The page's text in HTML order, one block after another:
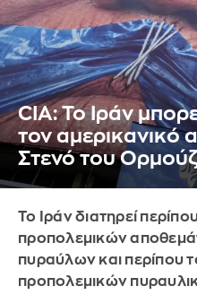
CIA: Το Ιράν
τον αμερικανικό
Στενό του
Το Ιράν διατηρεί
προπολεμικών
πυραύλων και περίπου
προπολεμικών